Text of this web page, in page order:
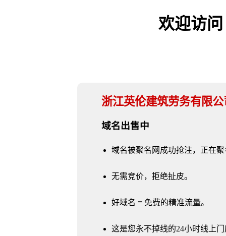
欢迎访
浙江英伦建筑劳务有限公
域名出售中
域名被聚名网成功抢注，正在
无需竞价，拒绝扯皮。
好域名 = 免费的精准流量。
这是您永不掉线的24小时线上